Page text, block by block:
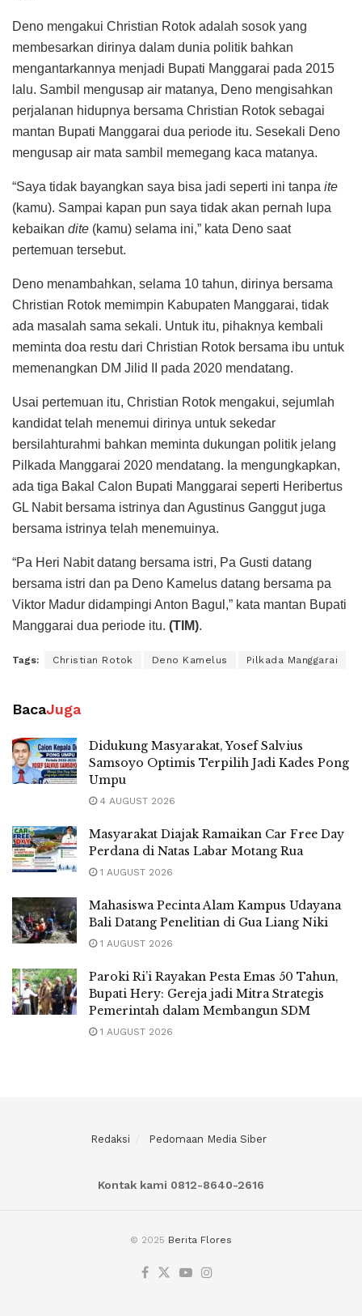
Deno mengakui Christian Rotok adalah sosok yang
membesarkan dirinya dalam dunia politik bahkan
mengantarkannya menjadi Bupati Manggarai pada 2015
lalu. Sambil mengusap air matanya, Deno mengisahkan
perjalanan hidupnya bersama Christian Rotok sebagai
mantan Bupati Manggarai dua periode itu. Sesekali Deno
mengusap air mata sambil memegang kaca matanya.
“Saya tidak bayangkan saya bisa jadi seperti ini tanpa ite
(kamu). Sampai kapan pun saya tidak akan pernah lupa
kebaikan dite (kamu) selama ini,” kata Deno saat
pertemuan tersebut.
Deno menambahkan, selama 10 tahun, dirinya bersama
Christian Rotok memimpin Kabupaten Manggarai, tidak
ada masalah sama sekali. Untuk itu, pihaknya kembali
meminta doa restu dari Christian Rotok bersama ibu untuk
memenangkan DM Jilid II pada 2020 mendatang.
Usai pertemuan itu, Christian Rotok mengakui, sejumlah
kandidat telah menemui dirinya untuk sekedar
bersilahturahmi bahkan meminta dukungan politik jelang
Pilkada Manggarai 2020 mendatang. Ia mengungkapkan,
ada tiga Bakal Calon Bupati Manggarai seperti Heribertus
GL Nabit bersama istrinya dan Agustinus Ganggut juga
bersama istrinya telah menemuinya.
“Pa Heri Nabit datang bersama istri, Pa Gusti datang
bersama istri dan pa Deno Kamelus datang bersama pa
Viktor Madur didampingi Anton Bagul,” kata mantan Bupati
Manggarai dua periode itu. (TIM).
Tags: Christian Rotok Deno Kamelus Pilkada Manggarai
BacaJuga
Didukung Masyarakat, Yosef Salvius
Samsoyo Optimis Terpilih Jadi Kades Pong
Umpu
4 AUGUST 2026
Masyarakat Diajak Ramaikan Car Free Day
Perdana di Natas Labar Motang Rua
1 AUGUST 2026
Mahasiswa Pecinta Alam Kampus Udayana
Bali Datang Penelitian di Gua Liang Niki
1 AUGUST 2026
Paroki Ri’i Rayakan Pesta Emas 50 Tahun,
Bupati Hery: Gereja jadi Mitra Strategis
Pemerintah dalam Membangun SDM
1 AUGUST 2026
Redaksi Pedomaan Media Siber
Kontak kami 0812-8640-2616
© 2025 Berita Flores